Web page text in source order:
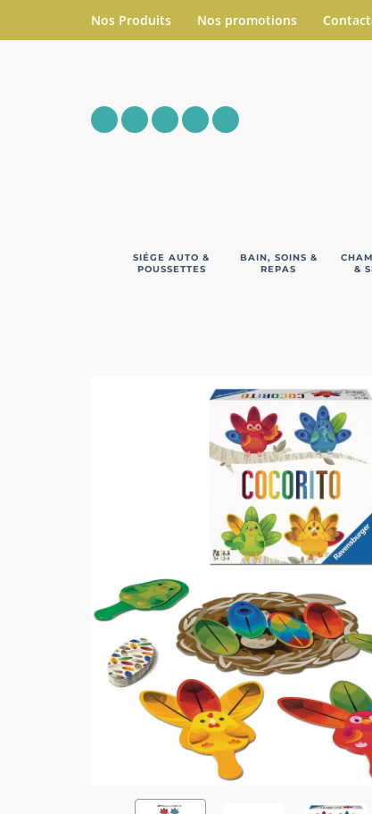
Nos Produits Nos promotions
SIÉGE AUTO &
POUSSETTES
BAIN, SOINS &
REPAS
&